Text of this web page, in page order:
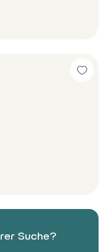
Suche?